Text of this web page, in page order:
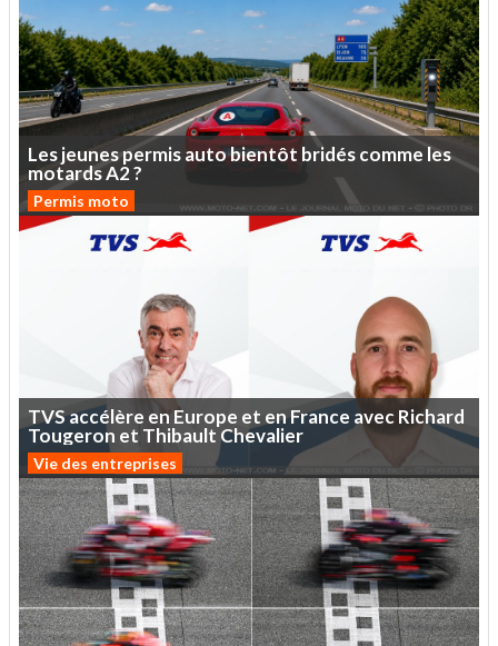
Lesjeunespermisautobientôt bridéscommeles
motardsA2?
Permis moto
TVSaccélère enEurope et enFrance avecRichard
Tougeron et Thibault Chevalier
Vie des entreprises